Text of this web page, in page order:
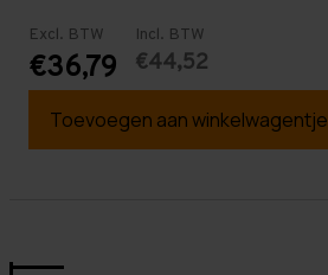
Excl. BTW
€36,79
Incl. BTW
€44,52
Toevoegen aan winkelwagentje